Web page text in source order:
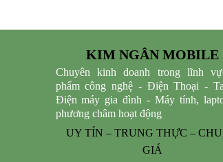
KIM NGÂN MOBILE
Chuyên kinh doanh trong lĩnh
phẩm công nghệ - Điện Thoại -
Điện máy gia đình - Máy tính,
phương châm hoạt động
UY TÍN – TRUNG THỰC –
GIÁ